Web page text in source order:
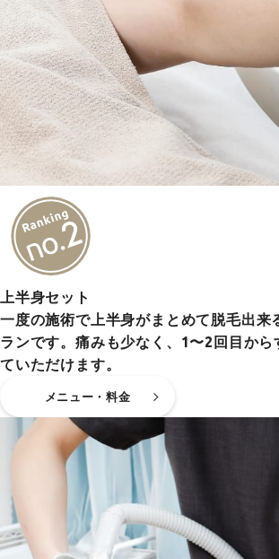
上半身セット
一度の施術で上半身がまとめて脱毛出来
ランです。痛みも少なく、1〜2回目から
ていただけます。
メニュー・料金